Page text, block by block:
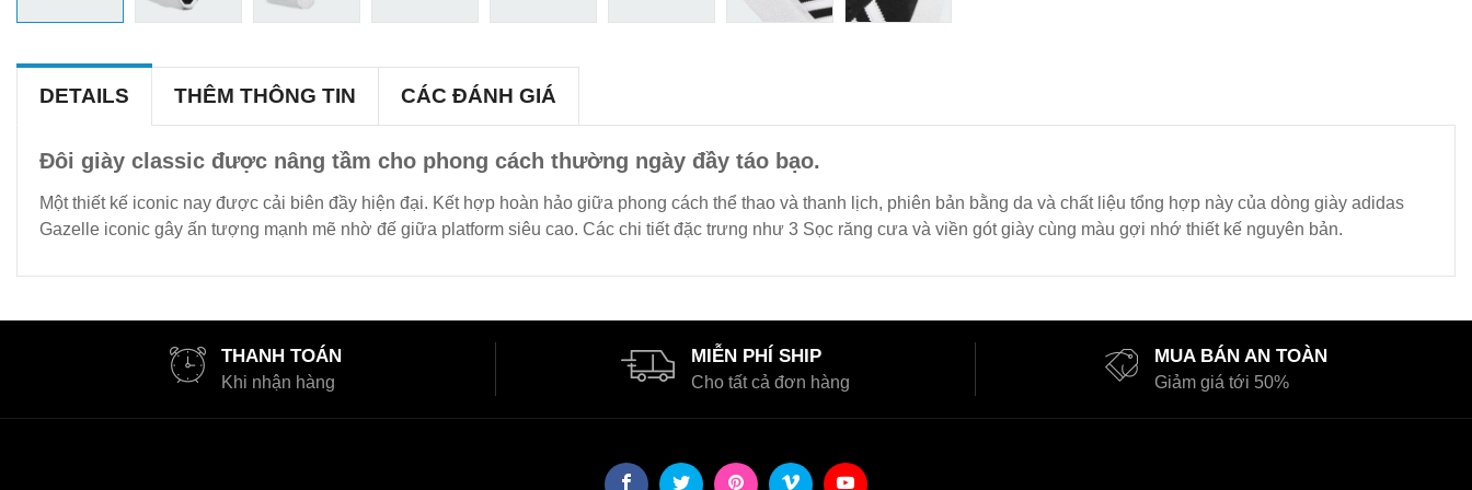
DETAILS THÊM THÔNG TIN CÁC ĐÁNH GIÁ
Đôi giày classic được nâng tầm cho phong cách thường ngày đầy táo bạo.
Một thiết kế iconic nay được cải biên đầy hiện đại. Kết hợp hoàn hảo giữa phong cách thể thao và thanh lịch, phiên bản bằng da và chất liệu tổng hợp này của dòng giày adidas
Gazelle iconic gây ấn tượng mạnh mẽ nhờ đế giữa platform siêu cao. Các chi tiết đặc trưng như 3 Sọc răng cưa và viền gót giày cùng màu gợi nhớ thiết kế nguyên bản.
THANH TOÁN
Khi nhận hàng
MIỄN PHÍ SHIP
Cho tất cả đơn hàng
MUA BÁN AN TOÀN
Giảm giá tới 50%